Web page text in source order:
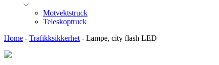
Motvektstruck
Teleskoptruck
Home - Trafikksikkerhet - Lampe, city flash LED